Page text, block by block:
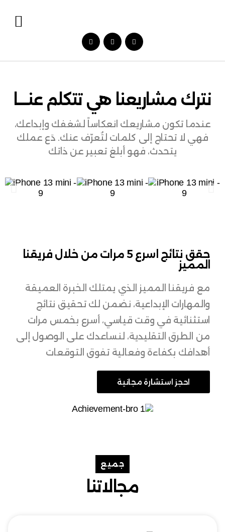
نترك مشاريعنا هي تتكلم عنــــا
عندما تكون مشاريعك انعكاساً لشغفك وإبداعك،
فهي لا تحتاج إلى كلمات لتُعرّف عنك. دَع عملك
يتحدث، فهو أبلغ تعبير عن ذاتك
حقق نتائج اسرع 5 مرات من خلال فريقنا
المميز
مع فريقنا المميز الذي يمتلك الخبرة العميقة
والمهارات الإبداعية، نضمن لك تحقيق نتائج
استثنائية في وقت قياسي، أسرع بخمس مرات
من الطرق التقليدية، لنساعدك على الوصول إلى
أهدافك بكفاءة وفعالية تفوق التوقعات
احجز استشارة مجانية
جميع
مجالاتنا